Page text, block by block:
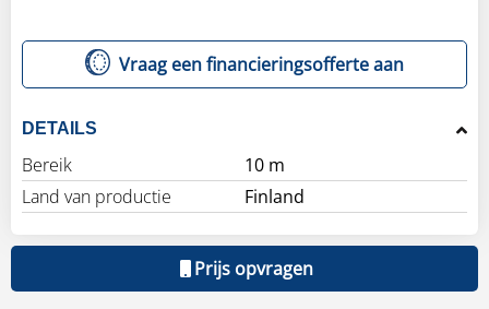
Vraag een financieringsofferte aan
DETAILS
Bereik
10 m
Land van productie
Finland
Prijs opvragen